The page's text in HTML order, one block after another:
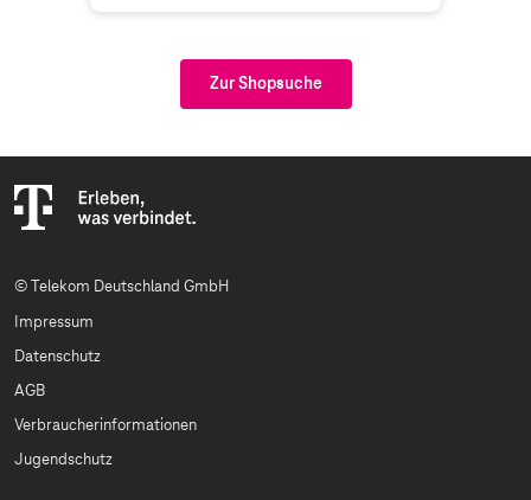
Zur Shopsuche
© Telekom Deutschland GmbH
Impressum
Datenschutz
AGB
Verbraucherinformationen
Jugendschutz